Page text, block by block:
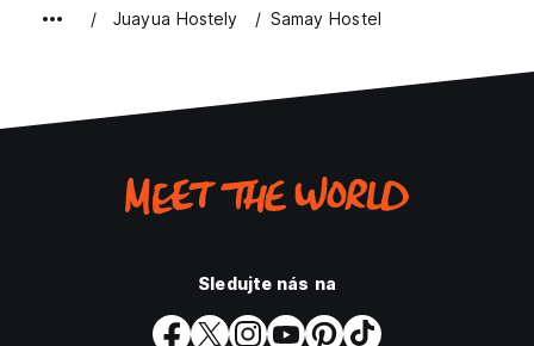
Juayua Hostely Samay Hostel
Sledujte nás na